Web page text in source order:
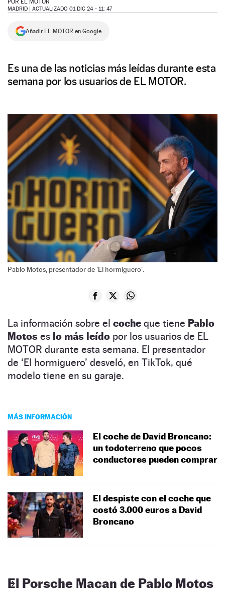
NEWSLETTER
POR EL MOTOR
MADRID | ACTUALIZADO 01 DIC 24 - 11: 47
Añadir EL MOTOR en Google
Es una de las noticias más leídas durante esta
semana por los usuarios de EL MOTOR.
Pablo Motos, presentador de 'El hormiguero'.
La información sobre el coche que tiene Pablo
Motos es lo más leído por los usuarios de EL
MOTOR durante esta semana. El presentador
de ‘El hormiguero’ desveló, en TikTok, qué
modelo tiene en su garaje.
MÁS INFORMACIÓN
El coche de David Broncano:
un todoterreno que pocos
conductores pueden comprar
El despiste con el coche que
costó 3.000 euros a David
Broncano
El Porsche Macan de Pablo Motos